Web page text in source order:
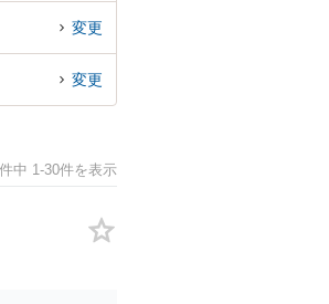
変更
変更
中 1-30件を表示